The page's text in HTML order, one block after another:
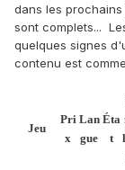
dans les
sont complets...
quelques signes
contenu est
Jeu
Pri
x
Lan
gue
Éta
t